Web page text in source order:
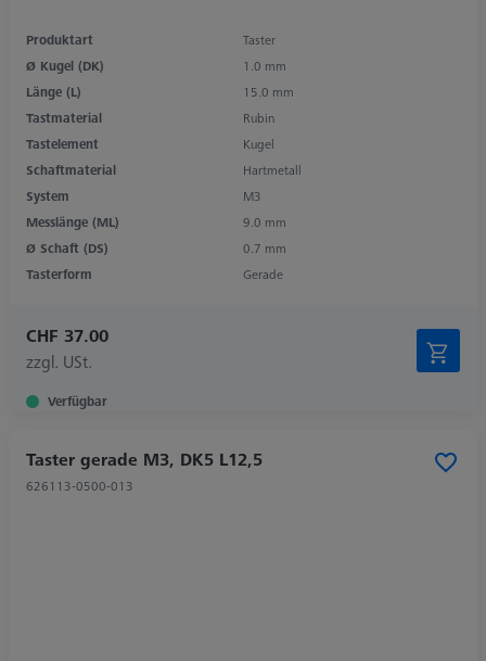
Produktart
Taster
Ø Kugel (DK)
1.0 mm
Länge (L)
15.0 mm
Tastmaterial
Rubin
Tastelement
Kugel
Schaftmaterial
Hartmetall
System
M3
Messlänge (ML)
9.0 mm
Ø Schaft (DS)
0.7 mm
Tasterform
Gerade
CHF 37.00
zzgl. USt.
Verfügbar
Taster gerade M3, DK5 L12,5
626113-0500-013